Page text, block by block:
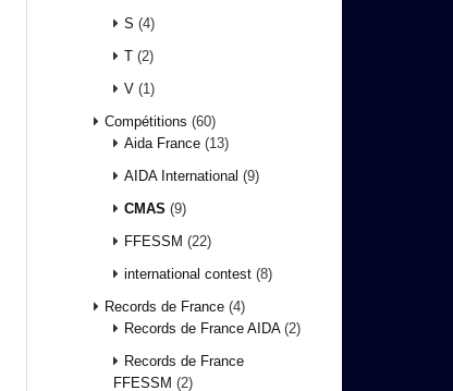
S (4)
T (2)
V (1)
Compétitions (60)
Aida France (13)
AIDA International (9)
CMAS (9)
FFESSM (22)
international contest (8)
Records de France (4)
Records de France AIDA(2)
Records de France
FFESSM (2)